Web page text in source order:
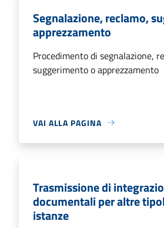
Segnalazione, reclamo,
apprezzamento
Procedimento di segnalazione,
suggerimento o apprezzamento
VAI ALLA PAGINA
Trasmissione di
documentali per altre
istanze